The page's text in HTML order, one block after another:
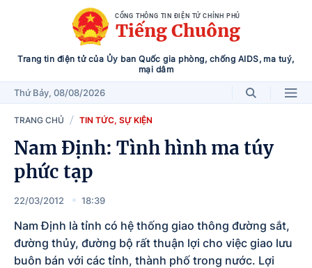
CỔNG THÔNG TIN ĐIỆN TỬ CHÍNH PHỦ
Tiếng Chuông
Trang tin điện tử của Ủy ban Quốc gia phòng, chống AIDS, ma tuý,
mại dâm
Thứ Bảy, 08/08/2026
TRANG CHỦ TIN TỨC, SỰ KIỆN
Nam Định: Tình hình ma túy
phức tạp
22/03/2012 18:39
Nam Định là tỉnh có hệ thống giao thông đường sắt,
đường thủy, đường bộ rất thuận lợi cho việc giao lưu
buôn bán với các tỉnh, thành phố trong nước. Lợi